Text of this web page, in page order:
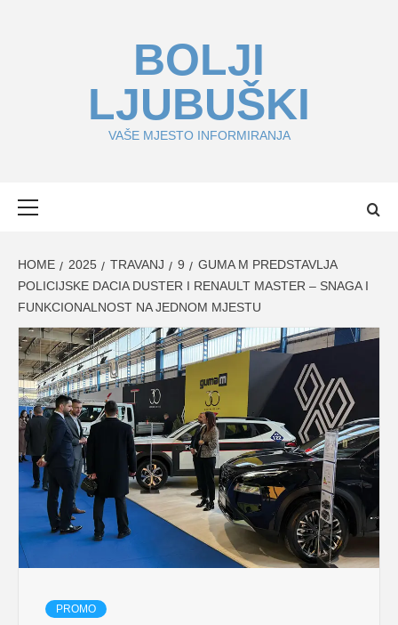
BOLJI
LJUBUŠKI
VAŠE MJESTO INFORMIRANJA
HOME 2025 TRAVANJ 9
GUMA M PREDSTAVLJA
POLICIJSKE DACIA DUSTER I RENAULT MASTER – SNAGA I
FUNKCIONALNOST NA JEDNOM MJESTU
PROMO